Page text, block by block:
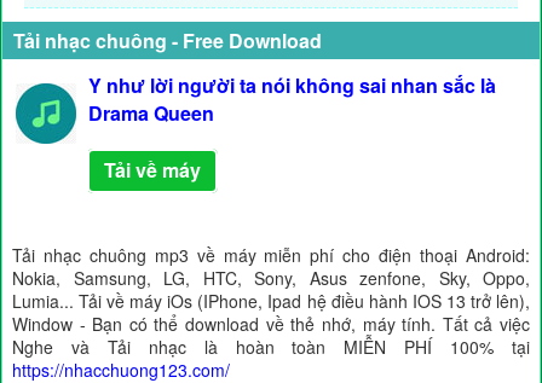
Tải nhạc chuông - Free Download
Y như lời người ta nói không sai nhan sắc là
Drama Queen
Tải về máy
Tải nhạc chuông mp3 về máy miễn phí cho điện thoại Android:
Nokia, Samsung, LG, HTC, Sony, Asus zenfone, Sky, Oppo,
Lumia... Tải về máy iOs (IPhone, Ipad hệ điều hành IOS 13 trở lên),
Window - Bạn có thể download về thẻ nhớ, máy tính. Tất cả việc
Nghe và Tải nhạc là hoàn toàn MIỄN PHÍ 100% tại
https://nhacchuong123.com/